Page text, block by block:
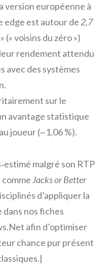
version européenne à
edge est autour de 2,7
(« voisins du zéro »)
rendement attendu
avec des systèmes
sur le
avantage statistique
joueur (~1,06 %).
malgré son RTP
Jacks or Better
d’appliquer la
nos fiches
afin d’optimiser
chance pur présent